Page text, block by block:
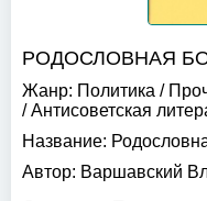
РОДОСЛОВНАЯ
Жанр: Политика /
/Антисоветская
Название:
Автор: Варшавский